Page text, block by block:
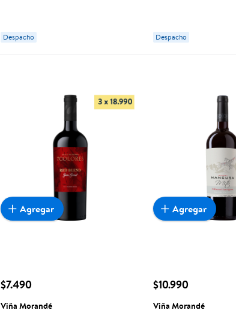
Despacho Despacho
$7.490
Viña Morandé
Agregar
$10.990
Viña Morandé
Agregar